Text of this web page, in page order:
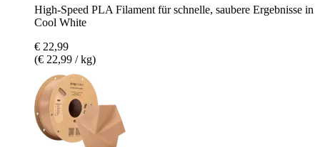
High-Speed PLA Filament für schnelle, saubere Ergebnisse in
Cool White
€ 22,99
(€ 22,99 / kg)